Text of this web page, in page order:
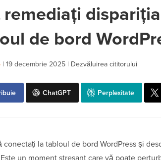
remediați
de bord
| 19 decembrie 2025 | Dezvăluirea cititorului
ChatGPT Perplexitate
conectați la tabloul de bord WordPress și